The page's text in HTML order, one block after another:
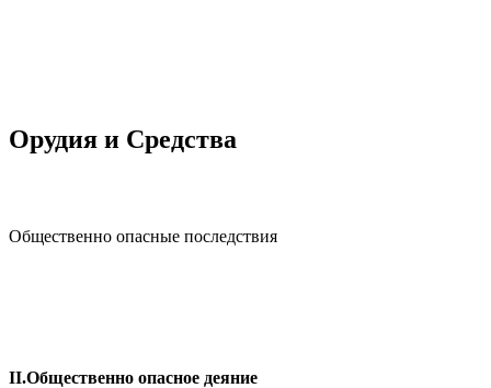
Орудия и Средства
Общественно опасные последствия
II.Общественно опасное деяние